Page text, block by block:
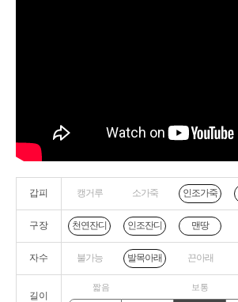
갑피 캥거루 소가죽 인조가죽
구장 천연잔디 인조잔디 맨땅
자수 불가능 발목아래 끈아래
길이
짧음 보통